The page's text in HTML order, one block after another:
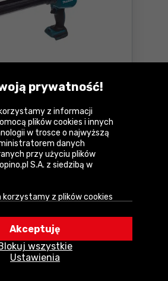
Parametry
Do10 rat 0%
1 274 zł
GRATIS
Do koszyka
prywatność!
z informacji
plików cookies i innych
w trosce o najwyższą
danych
przy użyciu plików
S.A. z siedzibą w
korzystamy z plików cookies
użytkowników w serwisie,
wydajności i szybkości
i usług,
Ustawienia
wszystkie
Akceptuję